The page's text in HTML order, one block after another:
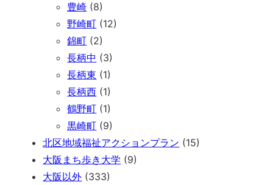
豊崎 (8)
野崎町 (12)
錦町 (2)
長柄中 (3)
長柄東 (1)
長柄西 (1)
鶴野町 (1)
黒崎町 (9)
北区地域福祉アクションプラン (15)
大阪まち歩き大学 (9)
大阪以外 (333)